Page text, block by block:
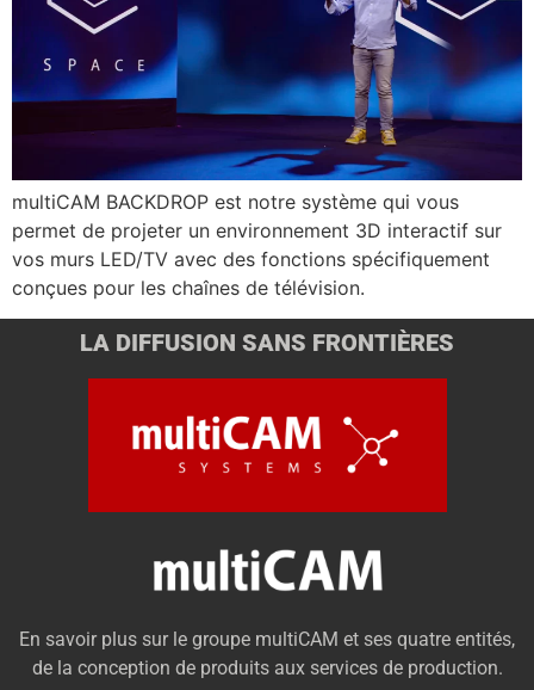
multiCAM BACKDROP est notre système qui vous
permet de projeter un environnement 3D interactif sur
vos murs LED/TV avec des fonctions spécifiquement
conçues pour les chaînes de télévision.
LA DIFFUSION SANS FRONTIÈRES
En savoir plus sur le groupe multiCAM et ses quatre entités,
de la conception de produits aux services de production.